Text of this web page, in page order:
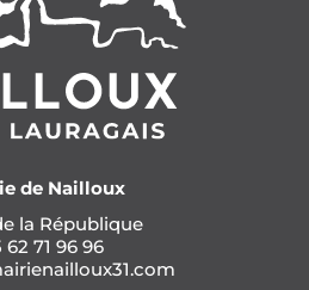
de Nailloux
la République
62 71 96 96